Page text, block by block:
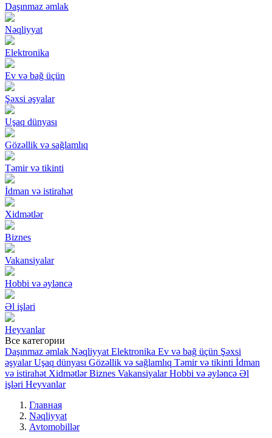
Daşınmaz əmlak
Nəqliyyat
Elektronika
Ev və bağ üçün
Şəxsi əşyalar
Uşaq dünyası
Gözəllik və sağlamlıq
Təmir və tikinti
İdman və istirahət
Xidmətlər
Biznes
Vakansiyalar
Hobbi və əyləncə
Əl işləri
Heyvanlar
Все категории
Daşınmaz əmlak Nəqliyyat Elektronika Ev və bağ üçün Şəxsi
əşyalar Uşaq dünyası Gözəllik və sağlamlıq Təmir və tikinti İdman
və istirahət Xidmətlər Biznes Vakansiyalar Hobbi və əyləncə Əl
işləri Heyvanlar
Главная
Nəqliyyat
Avtomobillər